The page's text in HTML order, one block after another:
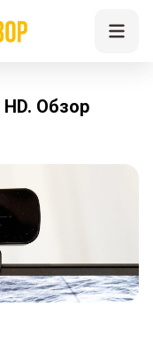
Обзор